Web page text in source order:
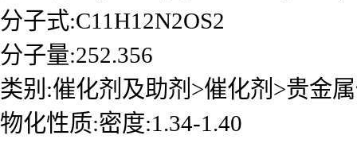
分子式:C11H12N2OS2
分子量:252.356
类别:催化剂及助剂>催化剂>贵金
物化性质:密度:1.34-1.40